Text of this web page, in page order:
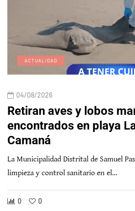
ACTUALIDAD
04/08/2026
Retiran aves y lobos
encontrados en playa
Camaná
La Municipalidad Distrital de Samuel
limpieza y control sanitario en el…
0 0